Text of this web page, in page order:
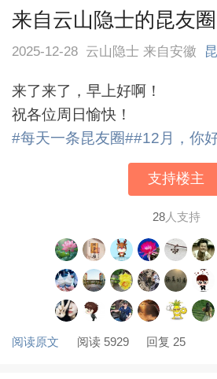
来自云山隐士的昆友圈
2025-12-28 云山隐士 来自安徽
来了来了，早上好啊！
祝各位周日愉快！
#每天一条昆友圈##12月，你
支持楼主
28人支持
阅读原文 阅读 5929 回复 25